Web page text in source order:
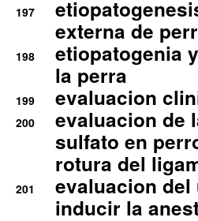
197
externa de
198
etiopatogenia
la perra
199 evaluacion
200
evaluacion de
sulfato en
rotura del
201
evaluacion del
inducir la